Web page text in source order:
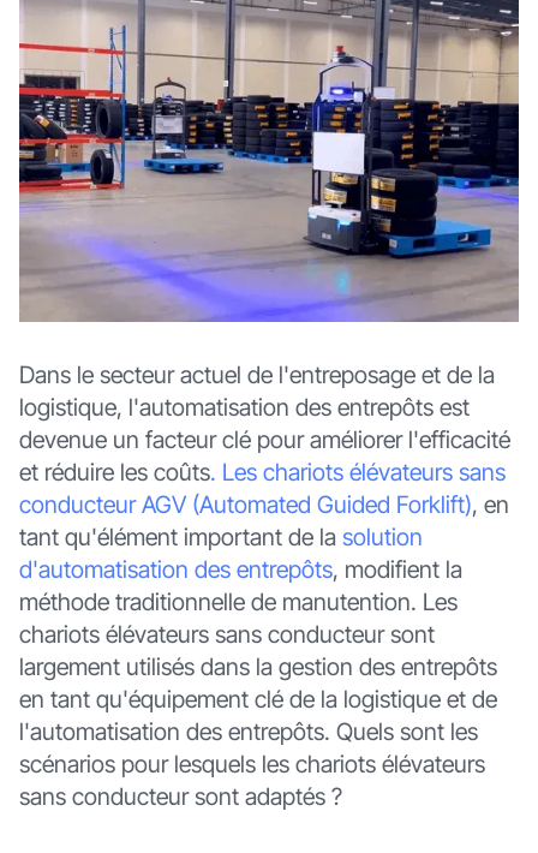
Dans le secteur actuel de l'entreposage et de la
logistique, l'automatisation des entrepôts est
devenue un facteur clé pour améliorer l'efficacité
et réduire les coûts. Les chariots élévateurs sans
conducteur AGV (Automated Guided Forklift), en
tant qu'élément important de la solution
d'automatisation des entrepôts, modifient la
méthode traditionnelle de manutention. Les
chariots élévateurs sans conducteur sont
largement utilisés dans la gestion des entrepôts
en tant qu'équipement clé de la logistique et de
l'automatisation des entrepôts. Quels sont les
scénarios pour lesquels les chariots élévateurs
sans conducteur sont adaptés ?